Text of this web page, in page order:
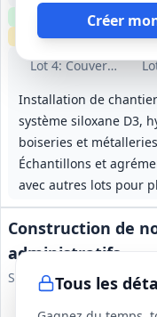
Créer
Lot4: Couverture
Installation de
système siloxane D3,
boiseries et
Échantillons et
avec autres lots pour
Clause environnementale
Échantillonsrequis
Tous les
Construction de
administratifs
Syndicat de l'Eau Mare